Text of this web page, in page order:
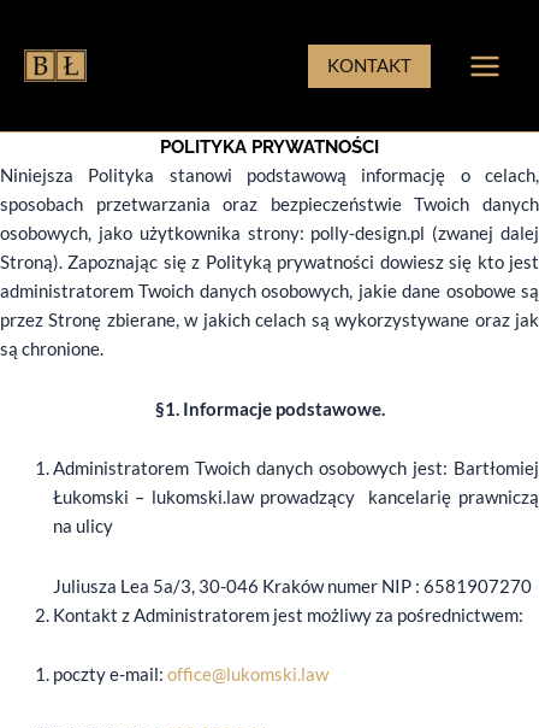
treści
KONTAKT
POLITYKA PRYWATNOŚCI
Niniejsza Polityka stanowi podstawową informację o celach,
sposobach przetwarzania oraz bezpieczeństwie Twoich danych
osobowych, jako użytkownika strony: polly-design.pl (zwanej dalej
Stroną). Zapoznając się z Polityką prywatności dowiesz się kto jest
administratorem Twoich danych osobowych, jakie dane osobowe są
przez Stronę zbierane, w jakich celach są wykorzystywane oraz jak
są chronione.
§1. Informacje podstawowe.
Administratorem Twoich danych osobowych jest: Bartłomiej
Łukomski – lukomski.law prowadzący kancelarię prawniczą
na ulicy
Juliusza Lea 5a/3, 30-046 Kraków numer NIP : 6581907270
Kontakt z Administratorem jest możliwy za pośrednictwem:
poczty e-mail: office@lukomski.law